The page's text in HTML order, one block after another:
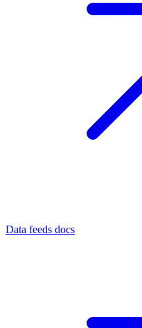
Data feeds docs